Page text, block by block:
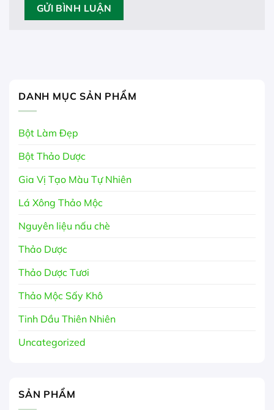
DANH MỤC SẢN PHẨM
Bột Làm Đẹp
Bột Thảo Dược
Gia Vị Tạo Màu Tự Nhiên
Lá Xông Thảo Mộc
Nguyên liệu nấu chè
Thảo Dược
Thảo Dược Tươi
Thảo Mộc Sấy Khô
Tinh Dầu Thiên Nhiên
Uncategorized
SẢN PHẨM